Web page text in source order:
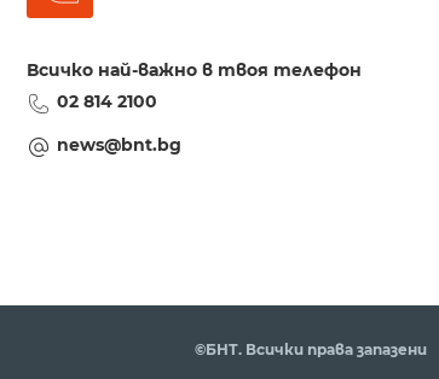
Всичко най-важно в твоя телефон
02 814 2100
news@bnt.bg
©БНТ. Всички права запазени